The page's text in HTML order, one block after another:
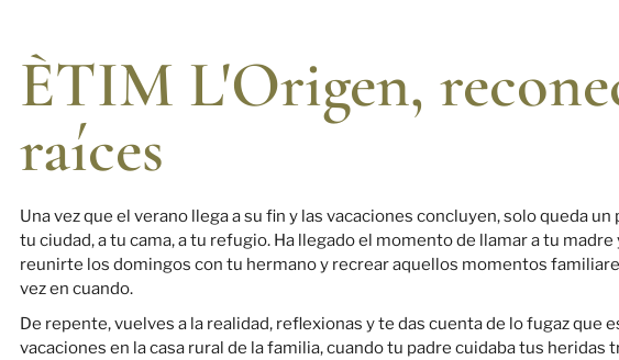
ÈTIM L'Origen,
raíces
Una vez que el verano llega a su fin y las vacaciones concluyen, solo queda
tu ciudad, a tu cama, a tu refugio. Ha llegado el momento de llamar a tu
reunirte los domingos con tu hermano y recrear aquellos momentos
vez en cuando.
De repente, vuelves a la realidad, reflexionas y te das cuenta de lo fugaz que
vacaciones en la casa rural de la familia, cuando tu padre cuidaba tus heridas